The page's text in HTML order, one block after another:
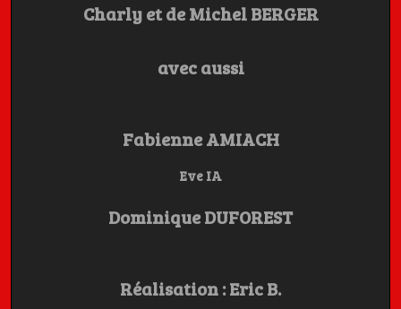
Charly et de Michel BERGER
avec aussi
Fabienne AMIACH
Eve IA
Dominique DUFOREST
Réalisation : Eric B.